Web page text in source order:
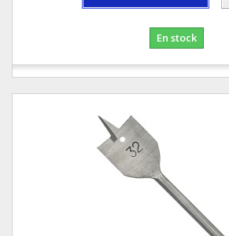
En stock